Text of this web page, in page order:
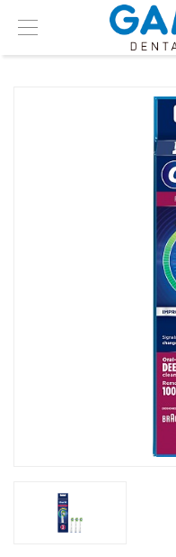
Menu
OM GAMA